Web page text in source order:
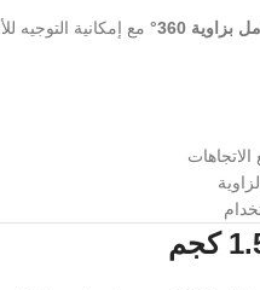
360° مع إمكانية